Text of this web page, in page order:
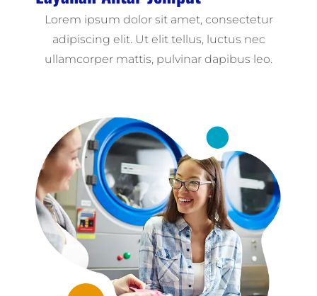
Lorem ipsum dolor sit amet, consectetur
adipiscing elit. Ut elit tellus, luctus nec
ullamcorper mattis, pulvinar dapibus leo.